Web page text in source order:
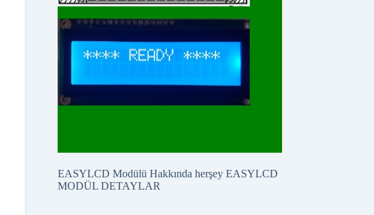
EASYLCD Modülü Hakkında herşeyEASYLCD
MODÜL DETAYLAR